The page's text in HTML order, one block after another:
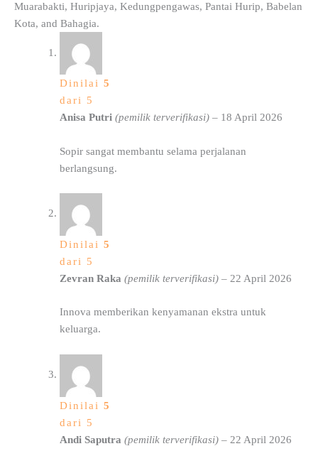
Muarabakti, Huripjaya, Kedungpengawas, Pantai Hurip, Babelan
Kota, and Bahagia.
Dinilai 5
dari 5
Anisa Putri (pemilik terverifikasi) – 18 April 2026
Sopir sangat membantu selama perjalanan
berlangsung.
Dinilai 5
dari 5
Zevran Raka (pemilik terverifikasi) – 22 April 2026
Innova memberikan kenyamanan ekstra untuk
keluarga.
Dinilai 5
dari 5
Andi Saputra (pemilik terverifikasi) – 22 April 2026